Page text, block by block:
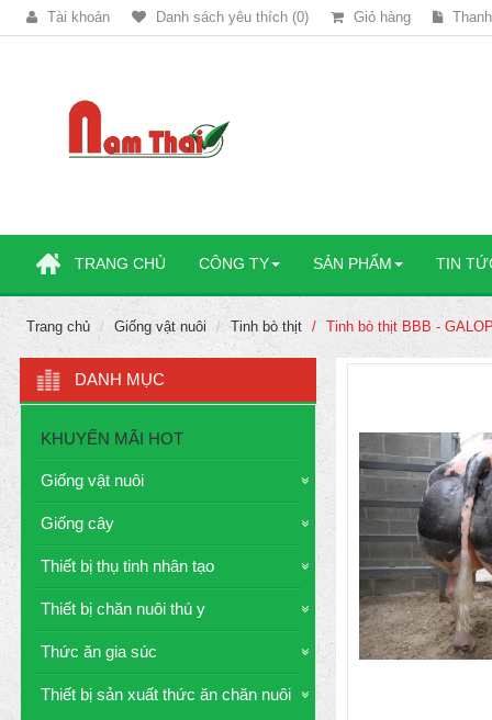
Tài khoản Danh sách yêu thích (0) Giỏ hàng
TRANG CHỦ CÔNG TY SẢN PHẨM TIN
Trang chủ Giống vật nuôi Tinh bò thịt Tinh bò thịt BBB -
DANH MỤC
KHUYẾN MÃI HOT
Giống vật nuôi
Giống cây
Thiết bị thụ tinh nhân tạo
Thiết bị chăn nuôi thú y
Thức ăn gia súc
Thiết bị sản xuất thức ăn chăn nuôi